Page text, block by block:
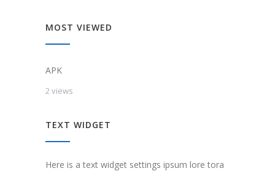
MOST VIEWED
APK
2 views
TEXT WIDGET
Here is a text widget settings ipsum lore tora